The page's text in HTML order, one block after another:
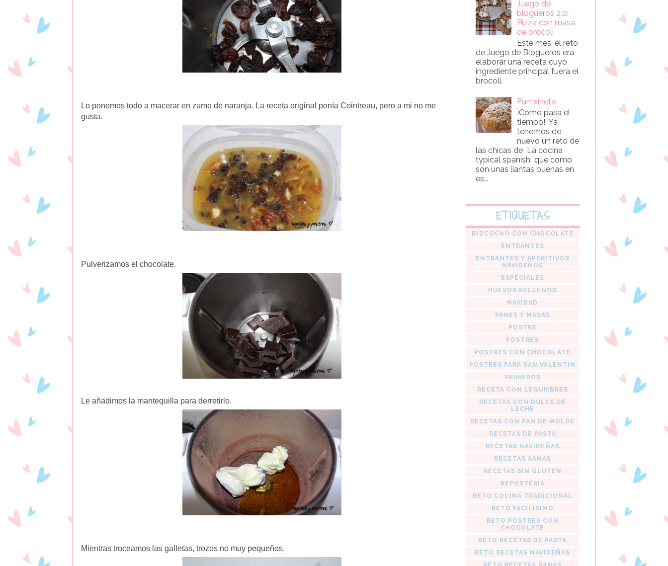
Lo ponemos todo a macerar en zumo de naranja. La receta original ponía Cointreau, pero a mi no me
gusta.
Pulverizamos el chocolate.
Le añadimos la mantequilla para derretirlo.
Mientras troceamos las galletas, trozos no muy pequeños.
Juego de
blogueros 2.0:
Pizza con masa
de brócoli
Este mes, el reto
de Juego de Blogueros era
elaborar una receta cuyo
ingrediente principal fuera el
brócoli.
Pantxineta
¡Como pasa el
tiempo!, Ya
tenemos de
nuevo un reto de
las chicas de La cocina
typical spanish que como
son unas liantas buenas en
es...
ETIQUETAS
BIZCOCHO CON CHOCOLATE
ENTRANTES
ENTRANTES Y APERITIVOS
NAVIDEÑOS
ESPECIALES
HUEVOS RELLENOS
NAVIDAD
PANES Y MASAS
POSTRE
POSTRES
POSTRES CON CHOCOLATE
POSTRES PARA SAN VALENTIN
PRIMEROS
RECETA CON LEGUMBRES
RECETAS CON DULCE DE
LECHE
RECETAS CON PAN DE MOLDE
RECETAS DE PASTA
RECETAS NAVIDEÑAS
RECETAS SANAS
RECETAS SIN GLUTEN
REPOSTERÍA
RETO COCINA TRADICIONAL
RETO FACILÍSIMO
RETO POSTRES CON
CHOCOLATE
RETO RECETAS DE PASTA
RETO RECETAS NAVIDEÑAS